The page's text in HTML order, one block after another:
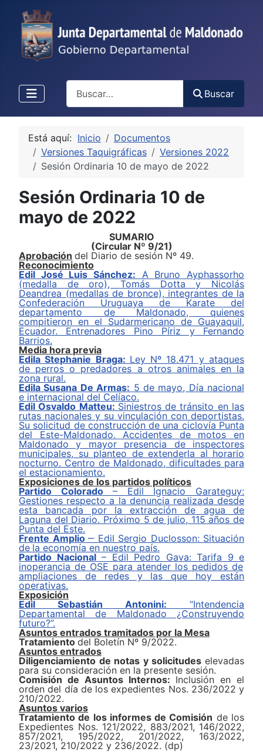
Buscar
Está aquí: Inicio
Documentos
Versiones Taquigráficas
Versiones 2022
Sesión Ordinaria 10 de mayo de 2022
Sesión Ordinaria 10 de
mayo de 2022
SUMARIO
(Circular Nº 9/21)
Aprobación del Diario de sesión Nº 49.
Reconocimiento
Edil José Luis Sánchez: A Bruno Ayphassorho
(medalla de oro), Tomás Dotta y Nicolás
Deandrea (medallas de bronce), integrantes de la
Confederación Uruguaya de Karate del
departamento de Maldonado, quienes
compitieron en el Sudarmericano de Guayaquil,
Ecuador. Entrenadores Pino Píriz y Fernando
Barrios.
Media hora previa
Edila Stephanie Braga: Ley Nº 18.471 y ataques
de perros o predadores a otros animales en la
zona rural.
Edila Susana De Armas: 5 de mayo, Día nacional
e internacional del Celíaco.
Edil Osvaldo Matteu: Siniestros de tránsito en las
rutas nacionales y su vinculación con deportistas.
Su solicitud de construcción de una ciclovía Punta
del Este-Maldonado. Accidentes de motos en
Maldonado y mayor presencia de inspectores
municipales, su planteo de extenderla al horario
nocturno. Centro de Maldonado, dificultades para
el estacionamiento.
Exposiciones de los partidos políticos
Partido Colorado– EdilIgnacio Garateguy:
Gestiones respecto a la denuncia realizada desde
esta bancada por la extracción de agua de
Laguna del Diario. Próximo 5 de julio, 115 años de
Punta del Este.
Frente Amplio ‒ Edil Sergio Duclosson: Situación
de la economía en nuestro país.
Partido Nacional – Edil Pedro Gava: Tarifa 9 e
inoperancia de OSE para atender los pedidos de
ampliaciones de redesy las que hoy están
operativas.
Exposición
Edil Sebastián Antonini:
“Intendencia
Departamental de Maldonado ¿Construyendo
futuro?”.
Asuntos entrados tramitados por la Mesa
Tratamiento del Boletín Nº 9/2022.
Asuntos entrados
Diligenciamiento de notas y solicitudes elevadas
para su consideración en la presente sesión.
Comisión de Asuntos Internos: Inclusión en el
orden del día de los expedientes Nos. 236/2022 y
210/2022.
Asuntos varios
Tratamiento de los informes de Comisión de los
Expedientes Nos. 121/2022, 883/2021, 146/2022,
857/2021, 195/2022, 201/2022, 163/2022,
23/2021, 210/2022 y 236/2022. (dp)